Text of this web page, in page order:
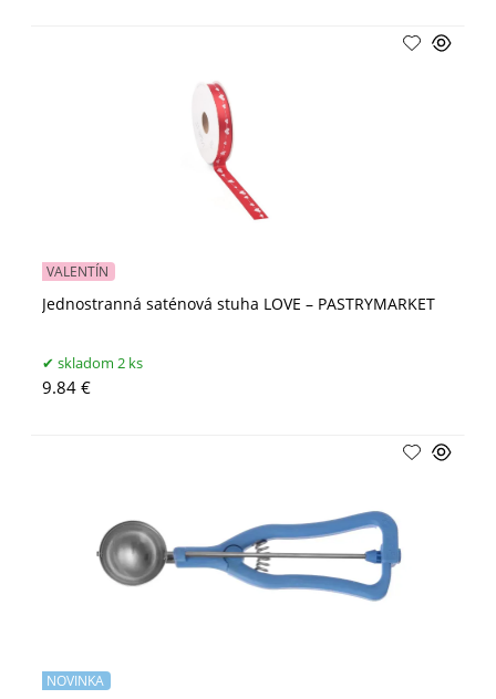
Jednostranná saténová stuha LOVE – PASTRYMARKET
VALENTÍN
skladom 2 ks
9.84 €
NOVINKA